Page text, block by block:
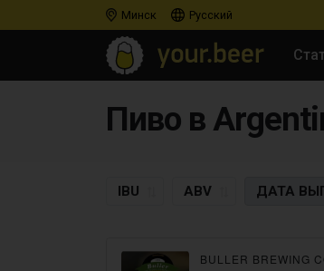
Минск Русский
Пиво в
IBU ABV ДАТА
BULLER BREWING